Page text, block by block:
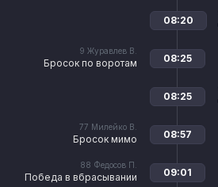
08:20
9 Журавлев В.
Бросок по воротам 08:25
08:25
77 Милейко В.
Бросок мимо 08:57
88 Федосов П.
Победа в вбрасывании 09:01